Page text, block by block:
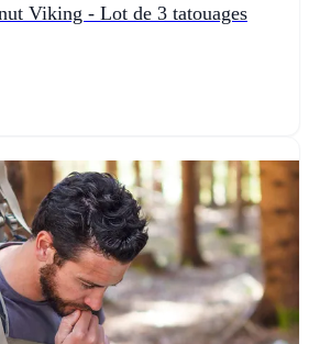
Viking - Lot de 3 tatouages